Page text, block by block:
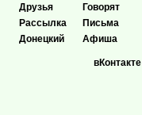
Друзья
Рассылка
Донецкий
Говорят
Письма
Афиша
вКонтакте